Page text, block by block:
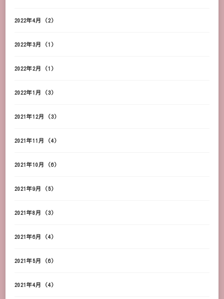
2022年4月 (2)
2022年3月 (1)
2022年2月 (1)
2022年1月 (3)
2021年12月 (3)
2021年11月 (4)
2021年10月 (6)
2021年9月 (5)
2021年8月 (3)
2021年6月 (4)
2021年5月 (6)
2021年4月 (4)